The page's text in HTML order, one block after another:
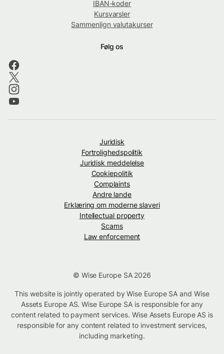
IBAN-koder
Kursvarsler
Sammenlign valutakurser
Følg os
Juridisk
Fortrolighedspolitik
Juridisk meddelelse
Cookiepolitik
Complaints
Andre lande
Erklæring om moderne slaveri
Intellectual property
Scams
Law enforcement
© Wise Europe SA 2026
This website is jointly operated by Wise Europe SA and Wise
Assets Europe AS. Wise Europe SA is responsible for any
content related to payment services. Wise Assets Europe AS is
responsible for any content related to investment services,
including marketing.